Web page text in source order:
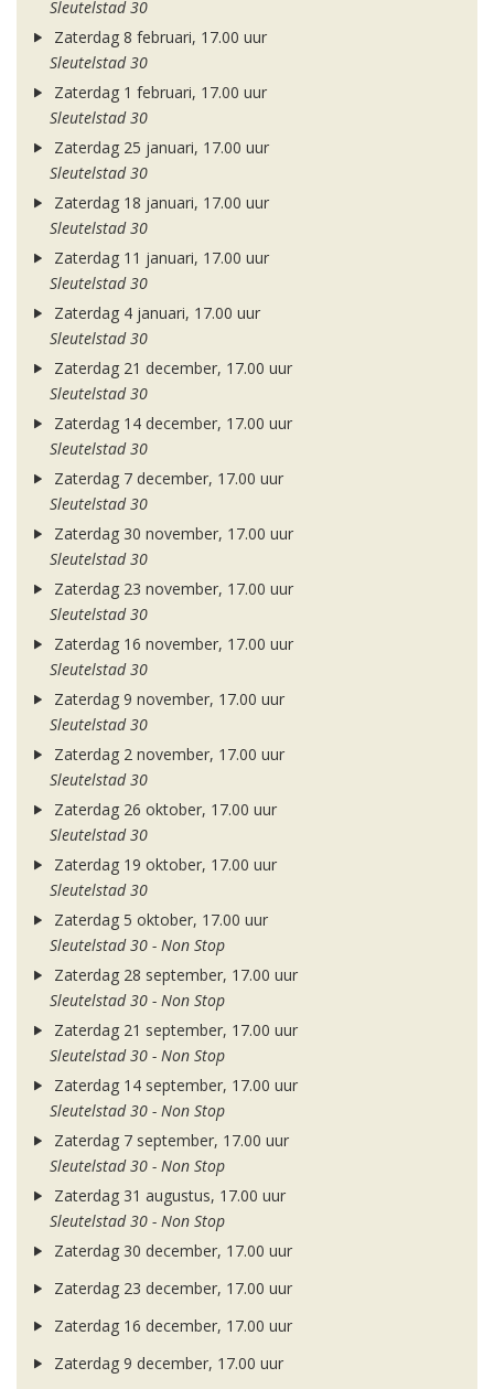
Sleutelstad 30
Zaterdag 8 februari, 17.00 uur
Sleutelstad 30
Zaterdag 1 februari, 17.00 uur
Sleutelstad 30
Zaterdag 25 januari, 17.00 uur
Sleutelstad 30
Zaterdag 18 januari, 17.00 uur
Sleutelstad 30
Zaterdag 11 januari, 17.00 uur
Sleutelstad 30
Zaterdag 4 januari, 17.00 uur
Sleutelstad 30
Zaterdag 21 december, 17.00 uur
Sleutelstad 30
Zaterdag 14 december, 17.00 uur
Sleutelstad 30
Zaterdag 7 december, 17.00 uur
Sleutelstad 30
Zaterdag 30 november, 17.00 uur
Sleutelstad 30
Zaterdag 23 november, 17.00 uur
Sleutelstad 30
Zaterdag 16 november, 17.00 uur
Sleutelstad 30
Zaterdag 9 november, 17.00 uur
Sleutelstad 30
Zaterdag 2 november, 17.00 uur
Sleutelstad 30
Zaterdag 26 oktober, 17.00 uur
Sleutelstad 30
Zaterdag 19 oktober, 17.00 uur
Sleutelstad 30
Zaterdag 5 oktober, 17.00 uur
Sleutelstad 30 - Non Stop
Zaterdag 28 september, 17.00 uur
Sleutelstad 30 - Non Stop
Zaterdag 21 september, 17.00 uur
Sleutelstad 30 - Non Stop
Zaterdag 14 september, 17.00 uur
Sleutelstad 30 - Non Stop
Zaterdag 7 september, 17.00 uur
Sleutelstad 30 - Non Stop
Zaterdag 31 augustus, 17.00 uur
Sleutelstad 30 - Non Stop
Zaterdag 30 december, 17.00 uur
Zaterdag 23 december, 17.00 uur
Zaterdag 16 december, 17.00 uur
Zaterdag 9 december, 17.00 uur